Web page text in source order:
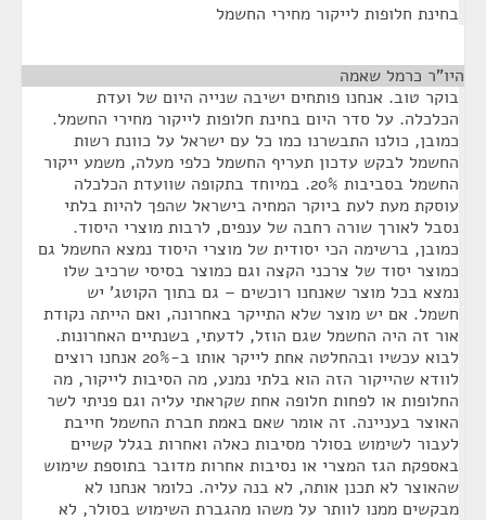
בחינת חלופות לייקור מחירי החשמל
היו"ר כרמל שאמה
בוקר טוב. אנחנו פותחים ישיבה שנייה היום של ועדת
הכלכלה. על סדר היום בחינת חלופות לייקור מחירי החשמל.
כמובן, כולנו התבשרנו כמו כל עם ישראל על כוונת רשות
החשמל לבקש עדכון תעריף החשמל כלפי מעלה, משמע ייקור
החשמל בסביבות 20%. במיוחד בתקופה שוועדת הכלכלה
עוסקת מעת לעת ביוקר המחיה בישראל שהפך להיות בלתי
נסבל לאורך שורה רחבה של ענפים, לרבות מוצרי היסוד.
כמובן, ברשימה הכי יסודית של מוצרי היסוד נמצא החשמל גם
כמוצר יסוד של צרכני הקצה וגם כמוצר בסיסי שרכיב שלו
נמצא בכל מוצר שאנחנו רוכשים – גם בתוך הקוטג' יש
חשמל. אם יש מוצר שלא התייקר באחרונה, ואם הייתה נקודת
אור זה היה החשמל שגם הוזל, לדעתי, בשנתיים האחרונות.
לבוא עכשיו ובהחלטה אחת לייקר אותו ב-20% אנחנו רוצים
לוודא שהייקור הזה הוא בלתי נמנע, מה הסיבות לייקור, מה
החלופות או לפחות חלופה אחת שקראתי עליה וגם פניתי לשר
האוצר בעניינה. זה אומר שאם באמת חברת החשמל חייבת
לעבור לשימוש בסולר מסיבות כאלה ואחרות בגלל קשיים
באספקת הגז המצרי או נסיבות אחרות מדובר בתוספת שימוש
שהאוצר לא תכנן אותה, לא בנה עליה. כלומר אנחנו לא
מבקשים ממנו לוותר על משהו מהגברת השימוש בסולר, לא